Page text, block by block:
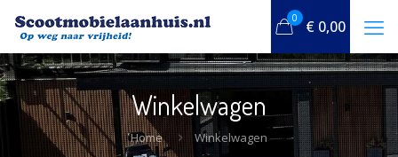
0 € 0,00
Winkelwagen
Home Winkelwagen